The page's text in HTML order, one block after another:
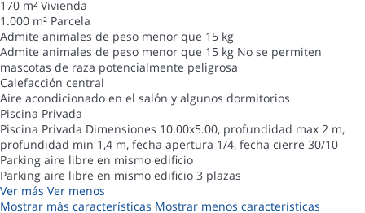
170 m² Vivienda
1.000 m² Parcela
Admite animales de peso menor que 15 kg
Admite animales de peso menor que 15 kg No se permiten
mascotas de raza potencialmente peligrosa
Calefacción central
Aire acondicionado en el salón y algunos dormitorios
Piscina Privada
Piscina Privada Dimensiones 10.00x5.00, profundidad max 2 m,
profundidad min 1,4 m, fecha apertura 1/4, fecha cierre 30/10
Parking aire libre en mismo edificio
Parking aire libre en mismo edificio 3 plazas
Ver más Ver menos
Mostrar más características Mostrar menos características